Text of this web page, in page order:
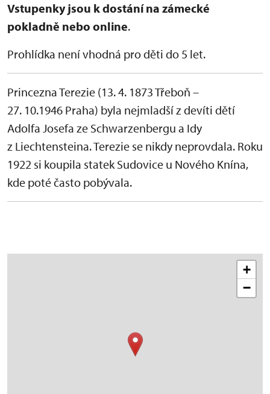
Vstupenky jsou k dostání na zámecké
pokladně nebo online.
Prohlídka není vhodná pro děti do 5 let.
Princezna Terezie (13. 4. 1873 Třeboň –
27. 10.1946 Praha) byla nejmladší z devíti dětí
Adolfa Josefa ze Schwarzenbergu a Idy
z Liechtensteina. Terezie se nikdy neprovdala. Roku
1922 si koupila statek Sudovice u Nového Knína,
kde poté často pobývala.
+
−